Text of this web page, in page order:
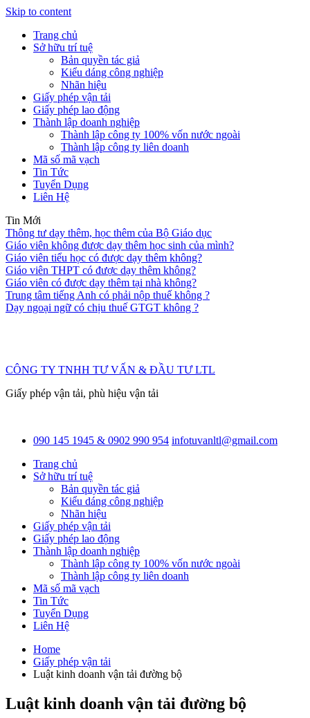
Skip to content
Trang chủ
Sở hữu trí tuệ
Bản quyền tác giả
Kiểu dáng công nghiệp
Nhãn hiệu
Giấy phép vận tải
Giấy phép lao động
Thành lập doanh nghiệp
Thành lập công ty 100% vốn nước ngoài
Thành lập công ty liên doanh
Mã số mã vạch
Tin Tức
Tuyển Dụng
Liên Hệ
Tin Mới
Thông tư dạy thêm, học thêm của Bộ Giáo dục
Giáo viên không được dạy thêm học sinh của mình?
Giáo viên tiểu học có được dạy thêm không?
Giáo viên THPT có được dạy thêm không?
Giáo viên có được dạy thêm tại nhà không?
Trung tâm tiếng Anh có phải nộp thuế không ?
Dạy ngoại ngữ có chịu thuế GTGT không ?
CÔNG TY TNHH TƯ VẤN & ĐẦU TƯ LTL
Giấy phép vận tải, phù hiệu vận tải
090 145 1945 & 0902 990 954 infotuvanltl@gmail.com
Trang chủ
Sở hữu trí tuệ
Bản quyền tác giả
Kiểu dáng công nghiệp
Nhãn hiệu
Giấy phép vận tải
Giấy phép lao động
Thành lập doanh nghiệp
Thành lập công ty 100% vốn nước ngoài
Thành lập công ty liên doanh
Mã số mã vạch
Tin Tức
Tuyển Dụng
Liên Hệ
Home
Giấy phép vận tải
Luật kinh doanh vận tải đường bộ
Luật kinh doanh vận tải đường bộ